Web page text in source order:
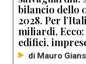
bilancio dello
2028. Per
miliardi,
edifici,
di Mauro